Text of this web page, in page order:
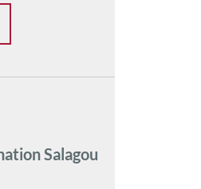
Salagou